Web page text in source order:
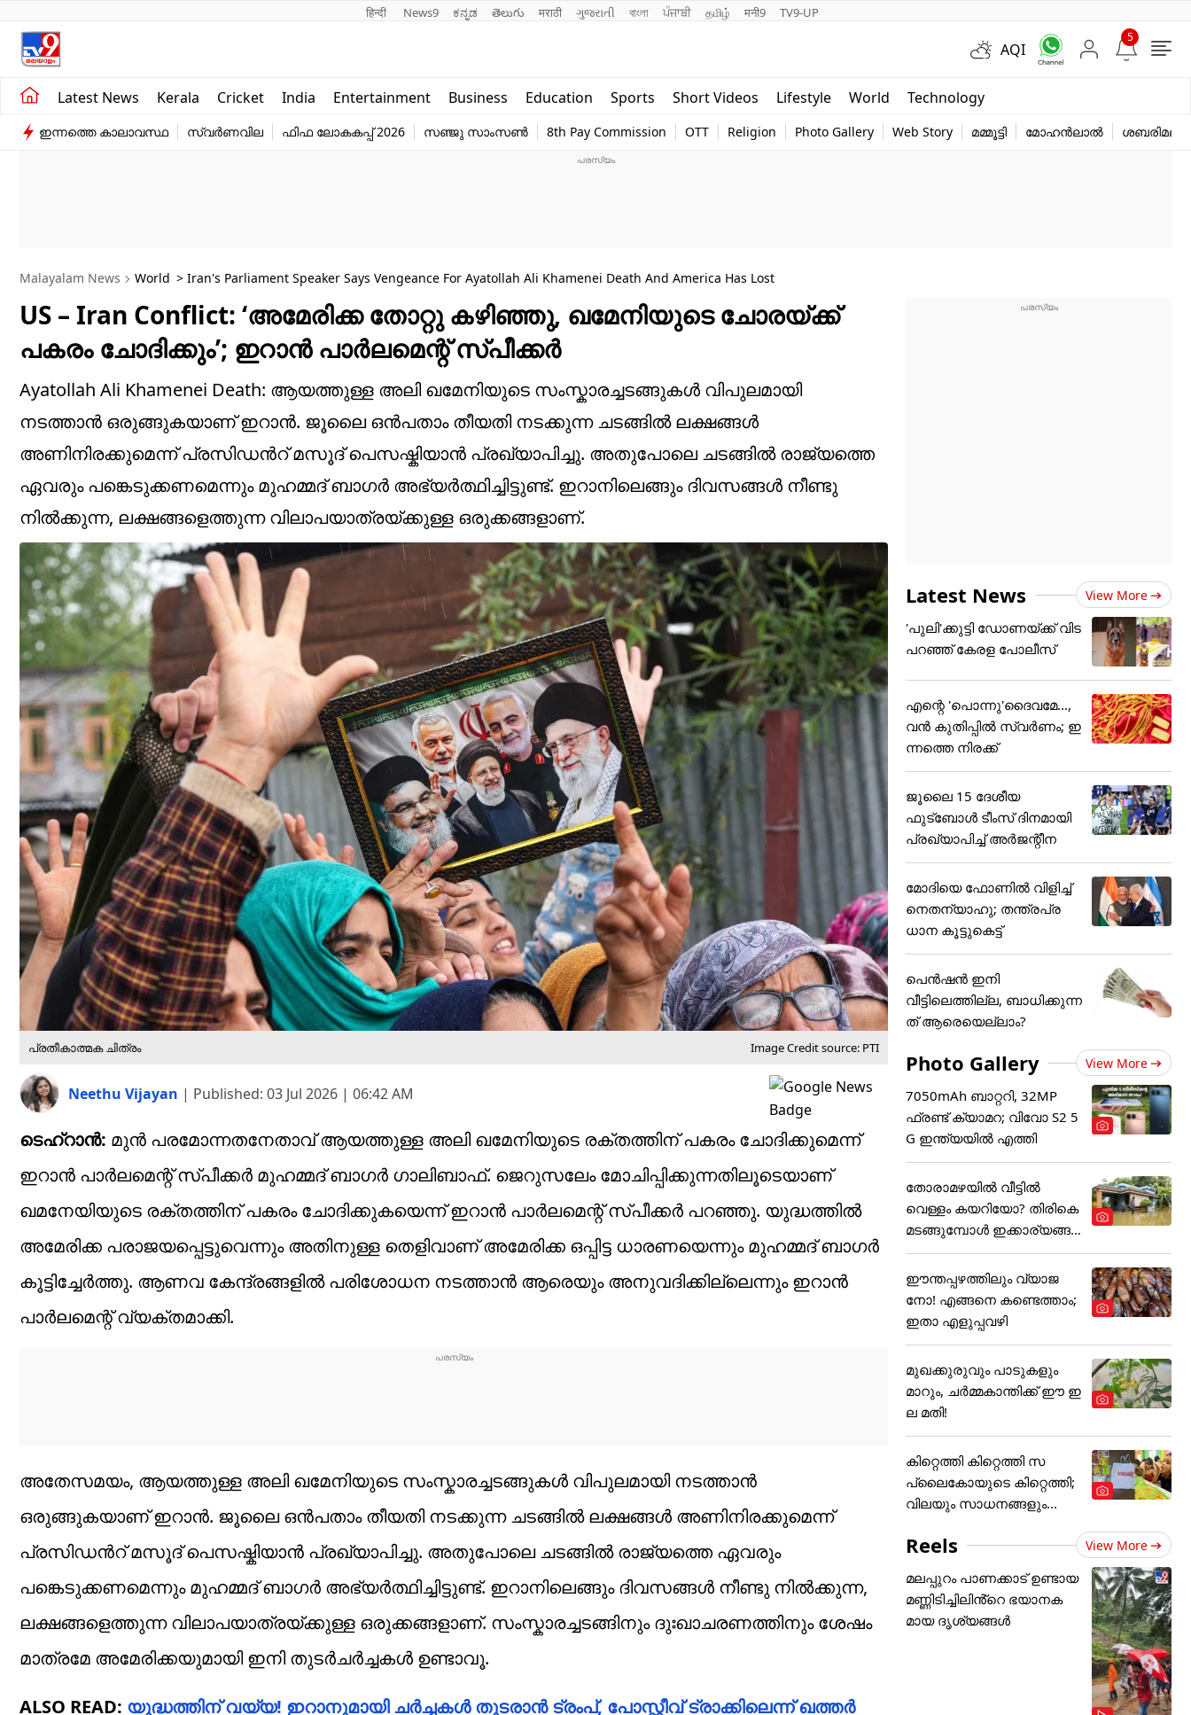
हिन्दी News9 ಕನ್ನಡ తెలుగు मराठी ગુજરાતી বাংলা ਪੰਜਾਬੀ தமிழ் मनी9 TV9-UP
AQI
5
Latest News Kerala Cricket India Entertainment Business Education Sports Short Videos Lifestyle World Technology
Kerala
India
Education
world
Web Story
ഇന്നത്തെ കാലാവസ്ഥ സ്വർണവില ഫിഫ ലോകകപ്പ് 2026 സഞ്ജു സാംസൺ 8th Pay Commission OTT Religion Photo Gallery Web Story മമ്മൂട്ടി മോഹൻലാൽ ശബരിമല
Malayalam News World > Iran's Parliament Speaker Says Vengeance For Ayatollah Ali Khamenei Death And America Has Lost
US – Iran Conflict: ‘അമേരിക്ക തോറ്റു കഴിഞ്ഞു, ഖമേനിയുടെ ചോരയ്ക്ക്
പകരം ചോദിക്കും’; ഇറാൻ പാർലമെന്റ് സ്പീക്കർ
Ayatollah Ali Khamenei Death: ആയത്തുള്ള അലി ഖമേനിയുടെ സംസ്കാരച്ചടങ്ങുകൾ വിപുലമായി
നടത്താൻ ഒരുങ്ങുകയാണ് ഇറാൻ. ജൂലൈ ഒൻപതാം തീയതി നടക്കുന്ന ചടങ്ങിൽ ലക്ഷങ്ങൾ
അണിനിരക്കുമെന്ന് പ്രസിഡൻറ് മസൂദ് പെസഷ്കിയാൻ പ്രഖ്യാപിച്ചു. അതുപോലെ ചടങ്ങിൽ രാജ്യത്തെ
ഏവരും പങ്കെടുക്കണമെന്നും മുഹമ്മദ് ബാഗർ അഭ്യർത്ഥിച്ചിട്ടുണ്ട്. ഇറാനിലെങ്ങും ദിവസങ്ങൾ നീണ്ടു
നിൽക്കുന്ന, ലക്ഷങ്ങളെത്തുന്ന വിലാപയാത്രയ്ക്കുള്ള ഒരുക്കങ്ങളാണ്.
പ്രതീകാത്മക ചിത്രം Image Credit source: PTI
Neethu Vijayan | Published: 03 Jul 2026 | 06:42 AM
ടെഹ്റാൻ: മുൻ പരമോന്നതനേതാവ് ആയത്തുള്ള അലി ഖമേനിയുടെ രക്തത്തിന് പകരം ചോദിക്കുമെന്ന്
ഇറാൻ പാർലമെന്റ് സ്പീക്കർ മുഹമ്മദ് ബാഗർ ഗാലിബാഫ്. ജെറുസലേം മോചിപ്പിക്കുന്നതിലൂടെയാണ്
ഖമനേയിയുടെ രക്തത്തിന് പകരം ചോദിക്കുകയെന്ന് ഇറാൻ പാർലമെന്റ് സ്പീക്കർ പറഞ്ഞു. യുദ്ധത്തിൽ
അമേരിക്ക പരാജയപ്പെട്ടുവെന്നും അതിനുള്ള തെളിവാണ് അമേരിക്ക ഒപ്പിട്ട ധാരണയെന്നും മുഹമ്മദ് ബാഗർ
കൂട്ടിച്ചേർത്തു. ആണവ കേന്ദ്രങ്ങളിൽ പരിശോധന നടത്താൻ ആരെയും അനുവദിക്കില്ലെന്നും ഇറാൻ
പാർലമെന്റ് വ്യക്തമാക്കി.
അതേസമയം, ആയത്തുള്ള അലി ഖമേനിയുടെ സംസ്കാരച്ചടങ്ങുകൾ വിപുലമായി നടത്താൻ
ഒരുങ്ങുകയാണ് ഇറാൻ. ജൂലൈ ഒൻപതാം തീയതി നടക്കുന്ന ചടങ്ങിൽ ലക്ഷങ്ങൾ അണിനിരക്കുമെന്ന്
പ്രസിഡൻറ് മസൂദ് പെസഷ്കിയാൻ പ്രഖ്യാപിച്ചു. അതുപോലെ ചടങ്ങിൽ രാജ്യത്തെ ഏവരും
പങ്കെടുക്കണമെന്നും മുഹമ്മദ് ബാഗർ അഭ്യർത്ഥിച്ചിട്ടുണ്ട്. ഇറാനിലെങ്ങും ദിവസങ്ങൾ നീണ്ടു നിൽക്കുന്ന,
ലക്ഷങ്ങളെത്തുന്ന വിലാപയാത്രയ്ക്കുള്ള ഒരുക്കങ്ങളാണ്. സംസ്കാരച്ചടങ്ങിനും ദുഃഖാചരണത്തിനും ശേഷം
മാത്രമേ അമേരിക്കയുമായി ഇനി തുടർചർച്ചകൾ ഉണ്ടാവൂ.
ALSO READ: യുദ്ധത്തിന് വയ്യ! ഇറാനുമായി ചര്‍ച്ചകള്‍ തുടരാന്‍ ട്രംപ്, പോസ്റ്റീവ് ട്രാക്കിലെന്ന് ഖത്തര്‍
Latest News View More
'പുലി'ക്കുട്ടി ഡോണയ്ക്ക് വിട
പറഞ്ഞ് കേരള പോലീസ്
എന്റെ 'പൊന്നു'ദൈവമേ...,
വൻ കുതിപ്പിൽ സ്വർണം; ഇ
ന്നത്തെ നിരക്ക്
ജൂ​ലൈ 15 ദേശീയ
ഫുട്ബോൾ ടീംസ് ദിനമായി
പ്രഖ്യാപിച്ച് അ‌ർജന്റീന
മോദിയെ ഫോണിൽ വിളിച്ച്
നെതന്യാഹു; തന്ത്രപ്ര
ധാന കൂട്ടുകെട്ട്
പെൻഷൻ ഇനി
വീട്ടിലെത്തില്ല, ബാധിക്കുന്ന
ത് ആരെയെല്ലാം?
Photo Gallery View More
7050mAh ബാറ്ററി, 32MP
ഫ്രണ്ട് ക്യാമറ; വിവോ S2 5
G ഇന്ത്യയിൽ എത്തി
തോരാമഴയിൽ വീട്ടിൽ
വെള്ളം കയറിയോ? തിരികെ
മടങ്ങുമ്പോൾ ഇക്കാര്യങ്ങ
ൾ
ഈന്തപ്പഴത്തിലും വ്യാജ
നോ! എങ്ങനെ കണ്ടെത്താം;
ഇതാ എളുപ്പവഴി
മുഖക്കുരുവും പാടുകളും
മാറും, ചർമ്മകാന്തിക്ക് ഈ ഇ
ല മതി!
കിറ്റെത്തി കിറ്റെത്തി സ
പ്ലൈകോയുടെ കിറ്റെത്തി;
വിലയും സാധനങ്ങളും...
Reels View More
മലപ്പുറം പാണക്കാട് ഉണ്ടായ
മണ്ണിടിച്ചിലിൻ്റെ ഭയാനക
മായ ദൃശ്യങ്ങൾ